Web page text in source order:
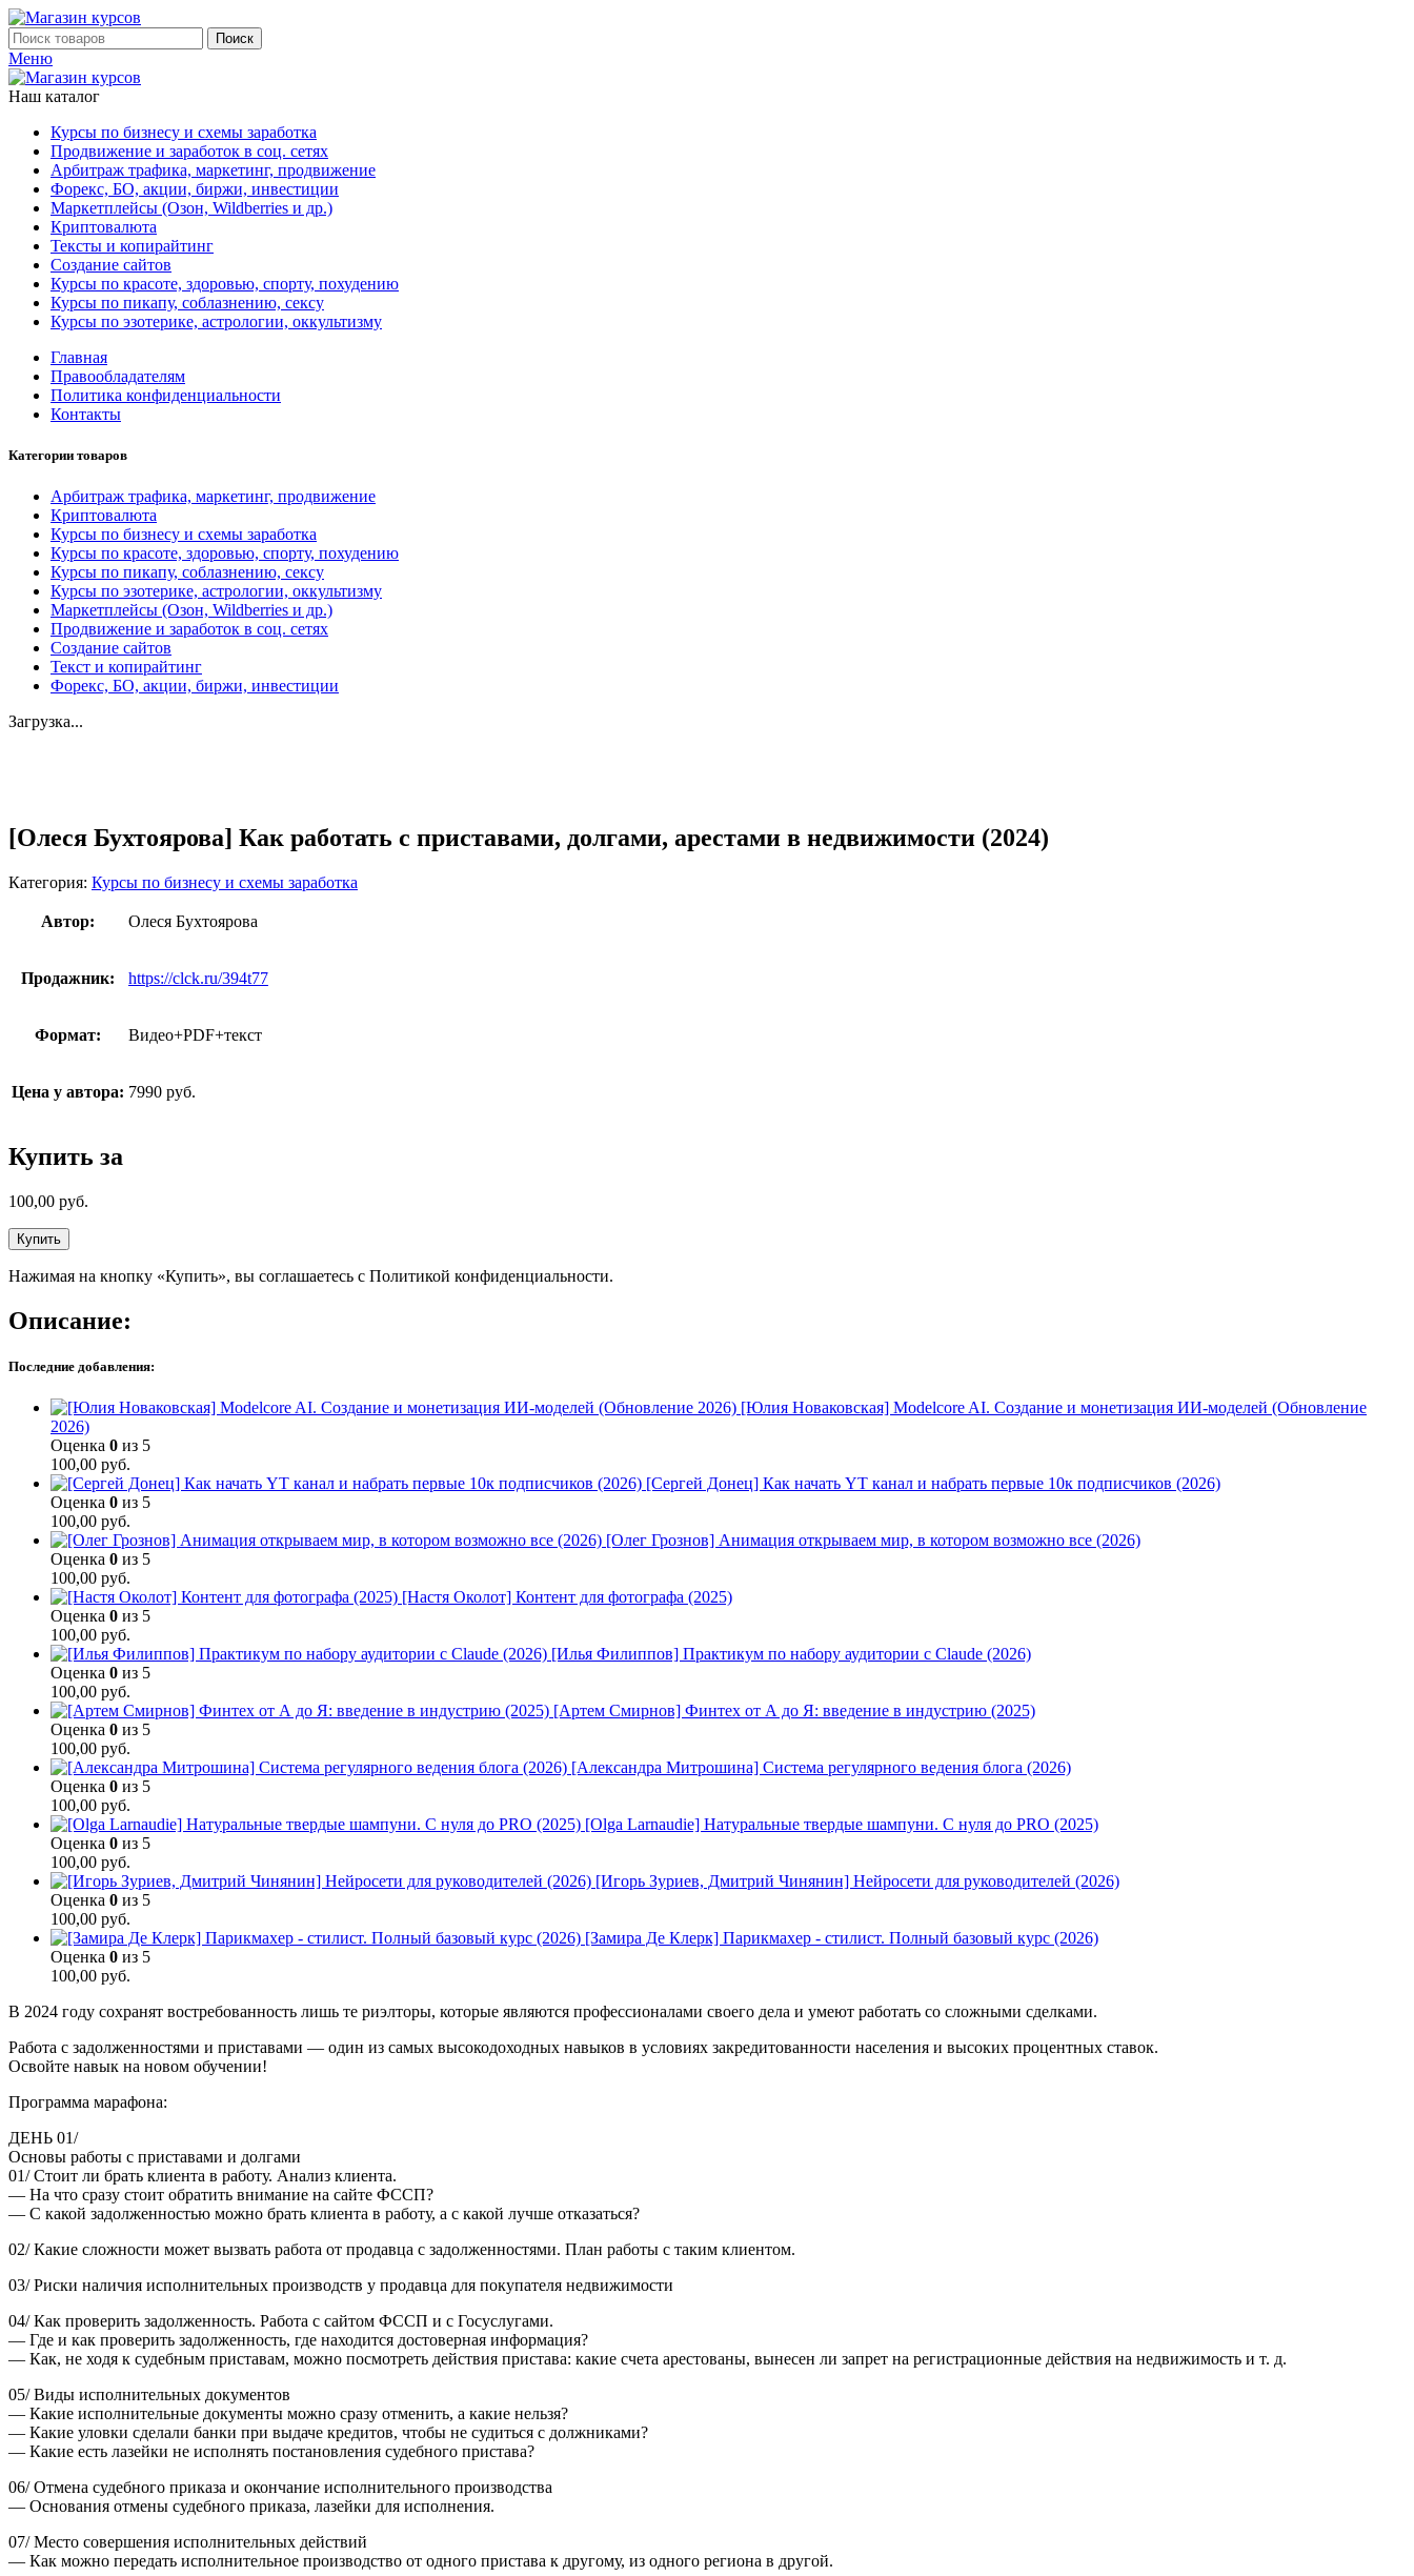
Поиск
Меню
Наш каталог
Курсы по бизнесу и схемы заработка
Продвижение и заработок в соц. сетях
Арбитраж трафика, маркетинг, продвижение
Форекс, БО, акции, биржи, инвестиции
Маркетплейсы (Озон, Wildberries и др.)
Криптовалюта
Тексты и копирайтинг
Создание сайтов
Курсы по красоте, здоровью, спорту, похудению
Курсы по пикапу, соблазнению, сексу
Курсы по эзотерике, астрологии, оккультизму
Главная
Правообладателям
Политика конфиденциальности
Контакты
Категории товаров
Арбитраж трафика, маркетинг, продвижение
Криптовалюта
Курсы по бизнесу и схемы заработка
Курсы по красоте, здоровью, спорту, похудению
Курсы по пикапу, соблазнению, сексу
Курсы по эзотерике, астрологии, оккультизму
Маркетплейсы (Озон, Wildberries и др.)
Продвижение и заработок в соц. сетях
Создание сайтов
Текст и копирайтинг
Форекс, БО, акции, биржи, инвестиции
Загрузка...
[Олеся Бухтоярова] Как работать с приставами, долгами, арестами в недвижимости (2024)
Категория: Курсы по бизнесу и схемы заработка
Автор: Олеся Бухтоярова
Продажник: https://clck.ru/394t77
Формат: Видео+PDF+текст
Цена у автора: 7990 руб.
Купить за
100,00 руб.
Купить
Нажимая на кнопку «Купить», вы соглашаетесь с Политикой конфиденциальности.
Описание:
Последние добавления:
[Юлия Новаковская] Modelcore AI. Создание и монетизация ИИ-моделей (Обновление
2026)
Оценка 0 из 5
100,00 руб.
[Сергей Донец] Как начать YT канал и набрать первые 10к подписчиков (2026)
Оценка 0 из 5
100,00 руб.
[Олег Грознов] Анимация открываем мир, в котором возможно все (2026)
Оценка 0 из 5
100,00 руб.
[Настя Околот] Контент для фотографа (2025)
Оценка 0 из 5
100,00 руб.
[Илья Филиппов] Практикум по набору аудитории с Claude (2026)
Оценка 0 из 5
100,00 руб.
[Артем Смирнов] Финтех от А до Я: введение в индустрию (2025)
Оценка 0 из 5
100,00 руб.
[Александра Митрошина] Система регулярного ведения блога (2026)
Оценка 0 из 5
100,00 руб.
[Olga Larnaudie] Натуральные твердые шампуни. С нуля до PRO (2025)
Оценка 0 из 5
100,00 руб.
[Игорь Зуриев, Дмитрий Чинянин] Нейросети для руководителей (2026)
Оценка 0 из 5
100,00 руб.
[Замира Де Клерк] Парикмахер - стилист. Полный базовый курс (2026)
Оценка 0 из 5
100,00 руб.
В 2024 году сохранят востребованность лишь те риэлторы, которые являются профессионалами своего дела и умеют работать со сложными сделками.
Работа с задолженностями и приставами — один из самых высокодоходных навыков в условиях закредитованности населения и высоких процентных ставок.
Освойте навык на новом обучении!
Программа марафона:
ДЕНЬ 01/
Основы работы с приставами и долгами
01/ Стоит ли брать клиента в работу. Анализ клиента.
— На что сразу стоит обратить внимание на сайте ФССП?
— С какой задолженностью можно брать клиента в работу, а с какой лучше отказаться?
02/ Какие сложности может вызвать работа от продавца с задолженностями. План работы с таким клиентом.
03/ Риски наличия исполнительных производств у продавца для покупателя недвижимости
04/ Как проверить задолженность. Работа с сайтом ФССП и с Госуслугами.
— Где и как проверить задолженность, где находится достоверная информация?
— Как, не ходя к судебным приставам, можно посмотреть действия пристава: какие счета арестованы, вынесен ли запрет на регистрационные действия на недвижимость и т. д.
05/ Виды исполнительных документов
— Какие исполнительные документы можно сразу отменить, а какие нельзя?
— Какие уловки сделали банки при выдаче кредитов, чтобы не судиться с должниками?
— Какие есть лазейки не исполнять постановления судебного пристава?
06/ Отмена судебного приказа и окончание исполнительного производства
— Основания отмены судебного приказа, лазейки для исполнения.
07/ Место совершения исполнительных действий
— Как можно передать исполнительное производство от одного пристава к другому, из одного региона в другой.